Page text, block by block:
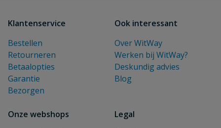
Klantenservice
Bestellen
Retourneren
Betaalopties
Garantie
Bezorgen
Ook interessant
Over WitWay
Werken bij WitWay?
Deskundig advies
Blog
Onze webshops
Legal